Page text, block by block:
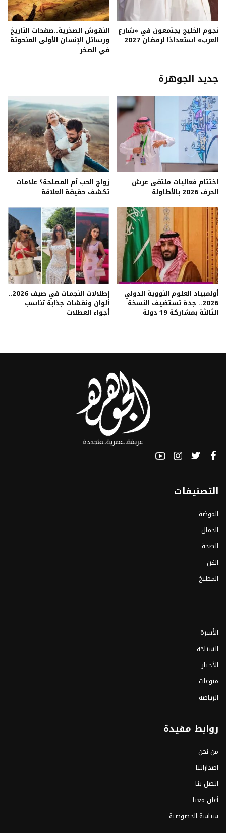
نجوم الخليج يجتمعون في «شارع
العرب» استعدادًا لرمضان 2027
النقوش الصخرية..صفحات التاريخ
ورسائل الإنسان الأولى المنحوتة
في الصخر
جديد الجوهرة
اختتام فعاليات ملتقى عرش
الحرف 2026 بالأطاولة
زواج الحب أم المصلحة؟ علامات
تكشف حقيقة العلاقة
أولمبياد العلوم النووية الدولي
2026.. جدة تستضيف النسخة
الثالثة بمشاركة 19 دولة
إطلالات النجمات في صيف 2026..
ألوان ونقشات جذابة تناسب
أجواء العطلات
التصنيفات
الموضة
الجمال
الصحة
الفن
المطبخ
الأسرة
السياحة
الأخبار
منوعات
الرياضة
روابط مفيدة
من نحن
اصداراتنا
اتصل بنا
أعلن معنا
سياسة الخصوصية